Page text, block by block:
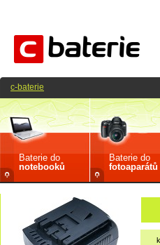
Baterie do
notebooků
Baterie do
fotoaparátů
c-baterie